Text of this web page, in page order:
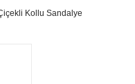
Kollu Sandalye